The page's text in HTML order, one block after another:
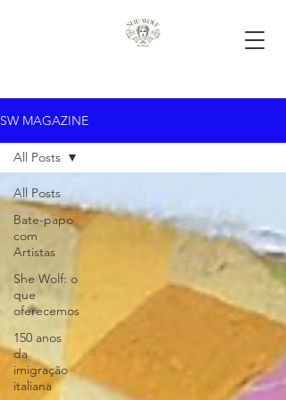
SW MAGAZINE
All Posts
Bate-papo
com
Artistas
She Wolf: o
que
oferecemos
150 anos
da
imigração
italiana
All Posts